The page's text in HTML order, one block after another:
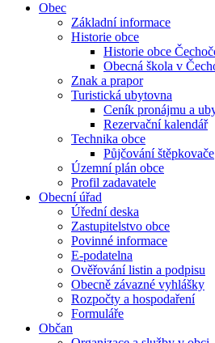
Obec
Základní informace
Historie obce
Historie obce
Obecná škola v
Znak a prapor
Turistická ubytovna
Ceník pronájmu a
Rezervační kalendář
Technika obce
Půjčování štěpkovače
Územní plán obce
Profil zadavatele
Obecní úřad
Úřední deska
Zastupitelstvo obce
Povinné informace
E-podatelna
Ověřování listin a podpisu
Obecně závazné vyhlášky
Rozpočty a hospodaření
Formuláře
Občan